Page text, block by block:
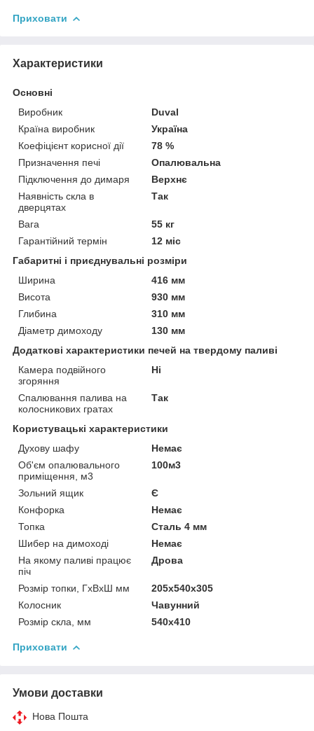
Приховати
Характеристики
Основні
Виробник
Duval
Країна виробник
Україна
Коефіцієнт корисної дії
78 %
Призначення печі
Опалювальна
Підключення до димаря
Верхнє
Наявність скла в
дверцятах
Так
Вага
55 кг
Гарантійний термін
12 міс
Габаритні і приєднувальні розміри
Ширина
416 мм
Висота
930 мм
Глибина
310 мм
Діаметр димоходу
130 мм
Додаткові характеристики печей на твердому паливі
Камера подвійного
згоряння
Ні
Спалювання палива на
колосникових гратах
Так
Користувацькі характеристики
Духову шафу
Немає
Об'єм опалювального
приміщення, м3
100м3
Зольний ящик
Є
Конфорка
Немає
Топка
Сталь 4 мм
Шибер на димоході
Немає
На якому паливі працює
піч
Дрова
Розмір топки, ГхВхШ мм
205х540х305
Колосник
Чавунний
Розмір скла, мм
540х410
Приховати
Умови доставки
Нова Пошта